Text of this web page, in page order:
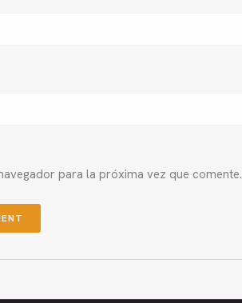
para la próxima vez que comente.